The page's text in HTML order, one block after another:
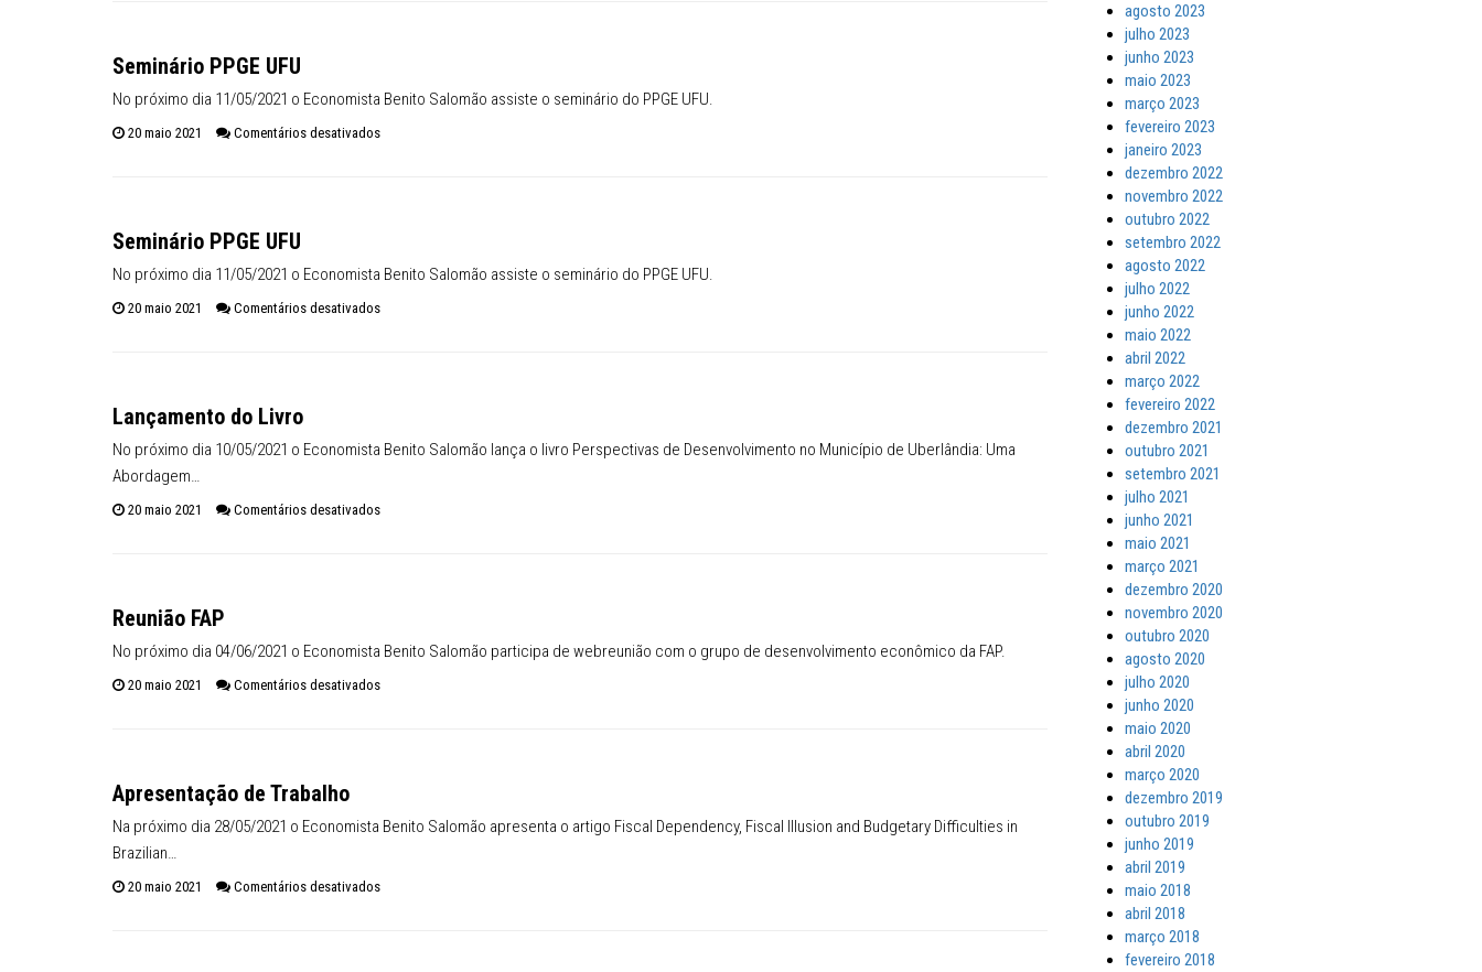
Seminário PPGE UFU
No próximo dia 11/05/2021 o Economista Benito Salomão assiste o seminário do PPGE UFU.
20 maio 2021 Comentários desativadosem Seminário PPGE UFU
Seminário PPGE UFU
No próximo dia 11/05/2021 o Economista Benito Salomão assiste o seminário do PPGE UFU.
20 maio 2021 Comentários desativadosem Seminário PPGE UFU
Lançamento do Livro
No próximo dia 10/05/2021 o Economista Benito Salomão lança o livro Perspectivas de Desenvolvimento no Município de Uberlândia: Uma
Abordagem…
20 maio 2021 Comentários desativadosem Lançamento do Livro
Reunião FAP
No próximo dia 04/06/2021 o Economista Benito Salomão participa de webreunião com o grupo de desenvolvimento econômico da FAP.
20 maio 2021 Comentários desativadosem Reunião FAP
Apresentação de Trabalho
Na próximo dia 28/05/2021 o Economista Benito Salomão apresenta o artigo Fiscal Dependency, Fiscal Illusion and Budgetary Difficulties in
Brazilian…
20 maio 2021 Comentários desativadosem Apresentação de Trabalho
agosto 2023
julho 2023
junho 2023
maio 2023
março 2023
fevereiro 2023
janeiro 2023
dezembro 2022
novembro 2022
outubro 2022
setembro 2022
agosto 2022
julho 2022
junho 2022
maio 2022
abril 2022
março 2022
fevereiro 2022
dezembro 2021
outubro 2021
setembro 2021
julho 2021
junho 2021
maio 2021
março 2021
dezembro 2020
novembro 2020
outubro 2020
agosto 2020
julho 2020
junho 2020
maio 2020
abril 2020
março 2020
dezembro 2019
outubro 2019
junho 2019
abril 2019
maio 2018
abril 2018
março 2018
fevereiro 2018